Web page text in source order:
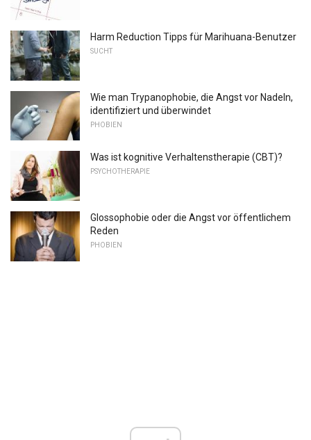
Harm Reduction Tipps für Marihuana-Benutzer
SUCHT
Wie man Trypanophobie, die Angst vor Nadeln,
identifiziert und überwindet
PHOBIEN
Was ist kognitive Verhaltenstherapie (CBT)?
PSYCHOTHERAPIE
Glossophobie oder die Angst vor öffentlichem
Reden
PHOBIEN